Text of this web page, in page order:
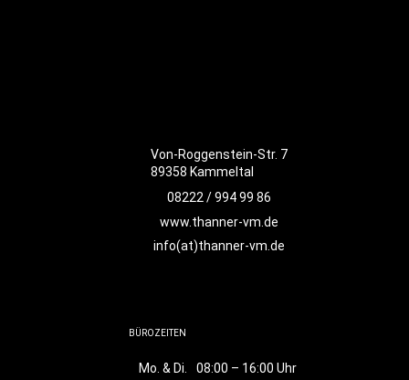
Von-Roggenstein-Str. 7
89358 Kammeltal
08222 / 994 99 86
www.thanner-vm.de
info(at)thanner-vm.de
BÜROZEITEN
Mo. & Di.
08:00 – 16:00 Uhr